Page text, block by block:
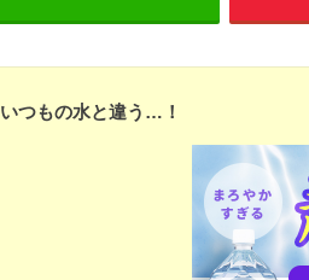
いつもの水と違う…！